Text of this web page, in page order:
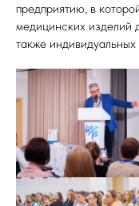
предприятию, в
медицинских изделий
также